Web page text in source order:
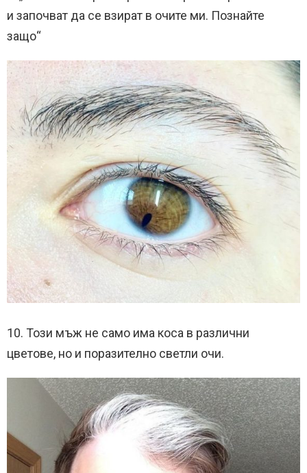
и започват да се взират в очите ми. Познайте
защо“
10. Този мъж не само има коса в различни
цветове, но и поразително светли очи.